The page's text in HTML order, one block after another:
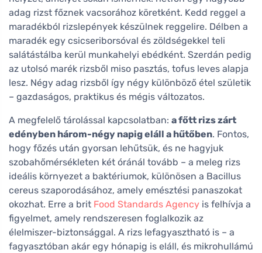
adag rizst főznek vacsorához köretként. Kedd reggel a
maradékból rizslepények készülnek reggelire. Délben a
maradék egy csicseriborsóval és zöldségekkel teli
salátástálba kerül munkahelyi ebédként. Szerdán pedig
az utolsó marék rizsből miso pasztás, tofus leves alapja
lesz. Négy adag rizsből így négy különböző étel születik
– gazdaságos, praktikus és mégis változatos.
A megfelelő tárolással kapcsolatban: a főtt rizs zárt
edényben három-négy napig eláll a hűtőben. Fontos,
hogy főzés után gyorsan lehűtsük, és ne hagyjuk
szobahőmérsékleten két óránál tovább – a meleg rizs
ideális környezet a baktériumok, különösen a Bacillus
cereus szaporodásához, amely emésztési panaszokat
okozhat. Erre a brit Food Standards Agency is felhívja a
figyelmet, amely rendszeresen foglalkozik az
élelmiszer-biztonsággal. A rizs lefagyasztható is – a
fagyasztóban akár egy hónapig is eláll, és mikrohullámú